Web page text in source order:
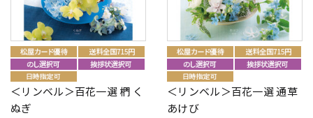
＜リンベル＞百花一選 椚 く
ぬぎ
＜リンベル＞百花一選 通草
あけび